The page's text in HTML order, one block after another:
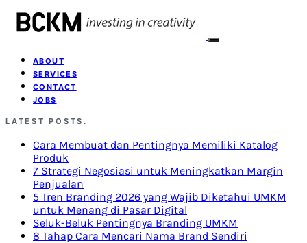
ABOUT
SERVICES
CONTACT
JOBS
LATEST POSTS.
Cara Membuat dan Pentingnya Memiliki Katalog
Produk
7 Strategi Negosiasi untuk Meningkatkan Margin
Penjualan
5 Tren Branding 2026 yang Wajib Diketahui UMKM
untuk Menang di Pasar Digital
Seluk-Beluk Pentingnya Branding UMKM
8 Tahap Cara Mencari Nama Brand Sendiri